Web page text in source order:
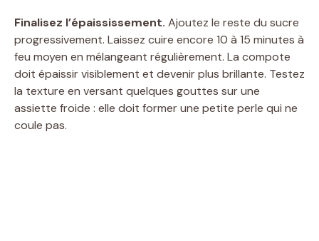
Finalisez l’épaississement. Ajoutez le reste du sucre
progressivement. Laissez cuire encore 10 à 15 minutes à
feu moyen en mélangeant régulièrement. La compote
doit épaissir visiblement et devenir plus brillante. Testez
la texture en versant quelques gouttes sur une
assiette froide : elle doit former une petite perle qui ne
coule pas.